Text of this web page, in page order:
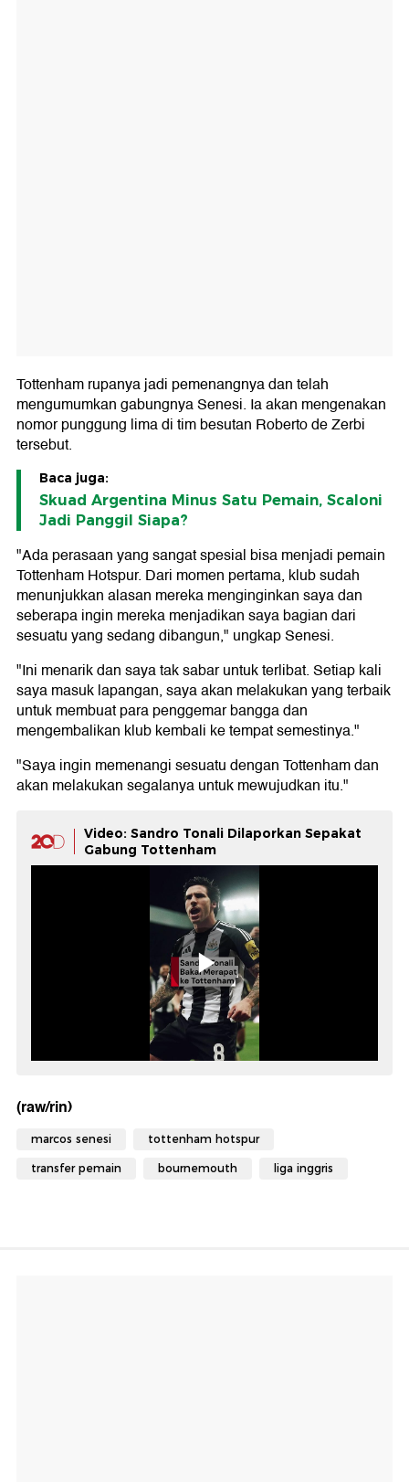
Tottenham rupanya jadi pemenangnya dan telah
mengumumkan gabungnya Senesi. Ia akan mengenakan
nomor punggung lima di tim besutan Roberto de Zerbi
tersebut.
Baca juga:
Skuad Argentina Minus Satu Pemain, Scaloni
Jadi Panggil Siapa?
"Ada perasaan yang sangat spesial bisa menjadi pemain
Tottenham Hotspur. Dari momen pertama, klub sudah
menunjukkan alasan mereka menginginkan saya dan
seberapa ingin mereka menjadikan saya bagian dari
sesuatu yang sedang dibangun," ungkap Senesi.
"Ini menarik dan saya tak sabar untuk terlibat. Setiap kali
saya masuk lapangan, saya akan melakukan yang terbaik
untuk membuat para penggemar bangga dan
mengembalikan klub kembali ke tempat semestinya."
"Saya ingin memenangi sesuatu dengan Tottenham dan
akan melakukan segalanya untuk mewujudkan itu."
Video: Sandro Tonali Dilaporkan Sepakat
Gabung Tottenham
(raw/rin)
marcos senesi tottenham hotspur
transfer pemain bournemouth liga inggris